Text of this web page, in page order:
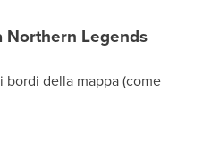
Northern Legends
bordi della mappa (come